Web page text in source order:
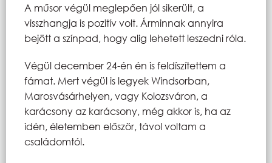
A műsor végül meglepően jól sikerült, a
visszhangja is pozitív volt. Árminnak annyira
bejött a színpad, hogy alig lehetett leszedni róla.
Végül december 24-én én is feldíszítettem a
fámat. Mert végül is legyek Windsorban,
Marosvásárhelyen, vagy Kolozsváron, a
karácsony az karácsony, még akkor is, ha az
idén, életemben először, távol voltam a
családomtól.